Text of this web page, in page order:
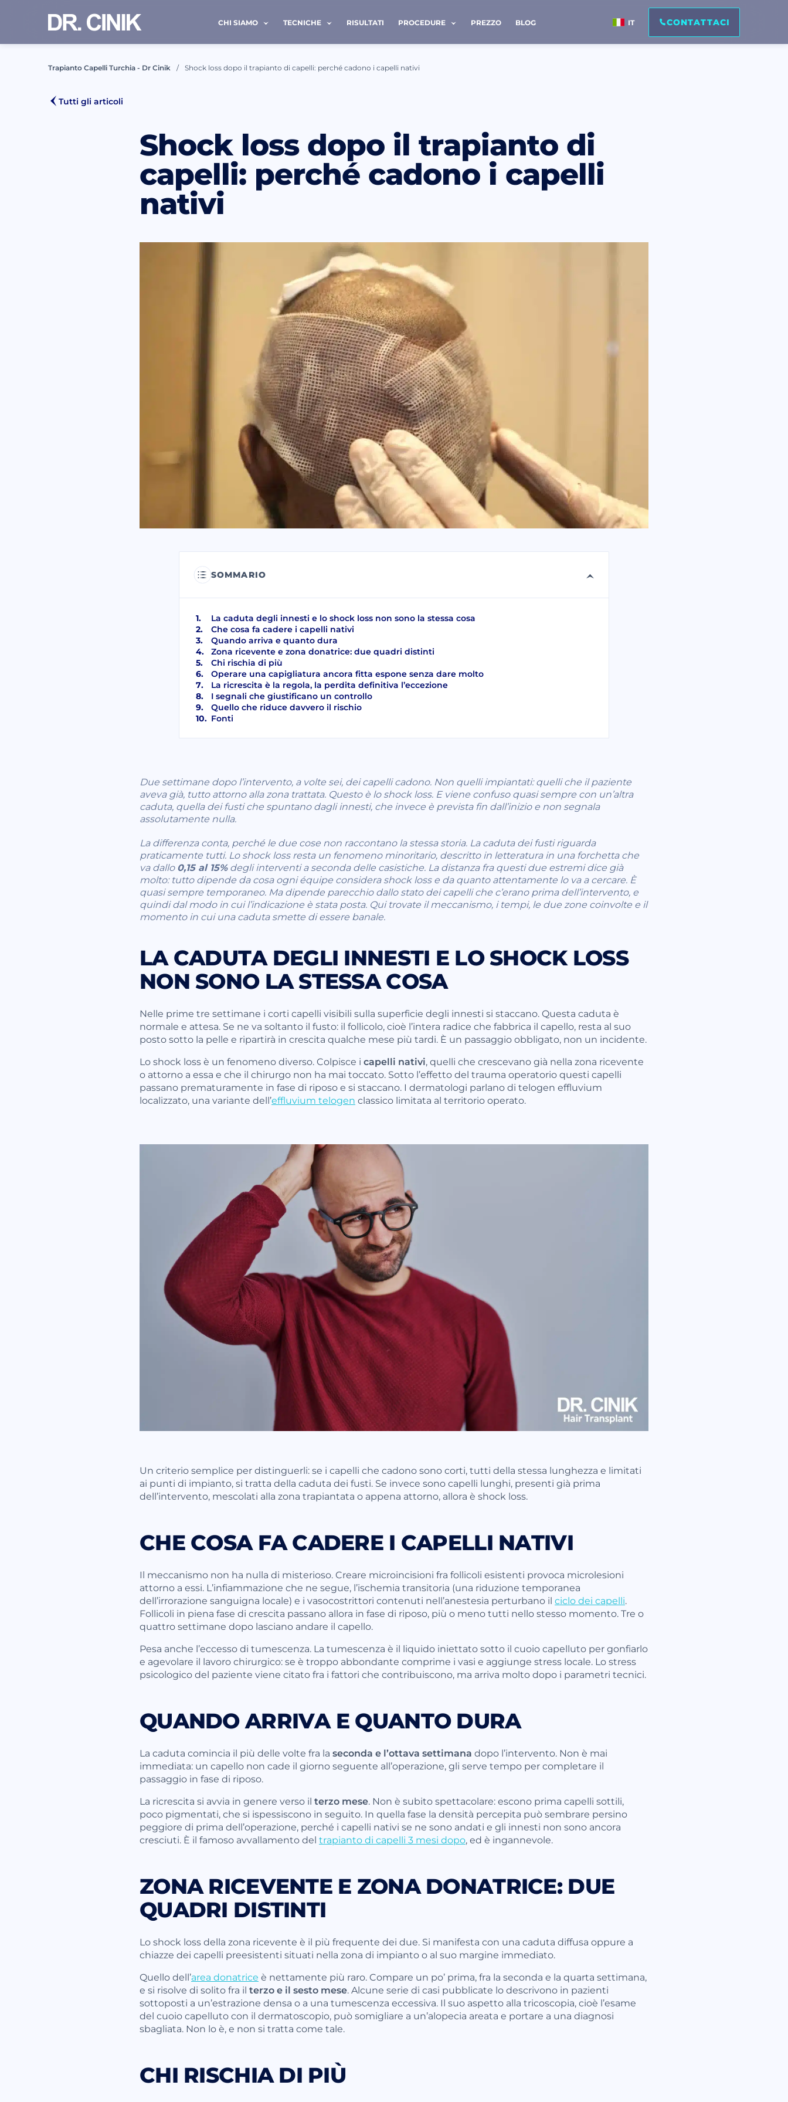
CHI SIAMO TECNICHE RISULTATI PROCEDURE PREZZO BLOG IT CONTATTACI
Nome * Cognome *
Email *
Ho letto e accetto i termini della
Ho letto e accetto il Consenso al Messaggio Elettronico
Commerciale.
INVIA
Trapianto Capelli Turchia - Dr Cinik Shock loss dopo il trapianto di capelli: perché cadono i capelli nativi
Tutti gli articoli
Shock loss dopo il trapianto di
capelli: perché cadono i capelli
nativi
SOMMARIO
La caduta degli innesti e lo shock loss non sono la stessa cosa
Che cosa fa cadere i capelli nativi
Quando arriva e quanto dura
Zona ricevente e zona donatrice: due quadri distinti
Chi rischia di più
Operare una capigliatura ancora fitta espone senza dare molto
La ricrescita è la regola, la perdita definitiva l’eccezione
I segnali che giustificano un controllo
Quello che riduce davvero il rischio
Fonti
Due settimane dopo l’intervento, a volte sei, dei capelli cadono. Non quelli impiantati: quelli che il paziente
aveva già, tutto attorno alla zona trattata. Questo è lo shock loss. E viene confuso quasi sempre con un’altra
caduta, quella dei fusti che spuntano dagli innesti, che invece è prevista fin dall’inizio e non segnala
assolutamente nulla.
La differenza conta, perché le due cose non raccontano la stessa storia. La caduta dei fusti riguarda
praticamente tutti. Lo shock loss resta un fenomeno minoritario, descritto in letteratura in una forchetta che
va dallo0,15 al 15%degli interventi a seconda delle casistiche. La distanza fra questi due estremi dice già
molto: tutto dipende da cosa ogni équipe considera shock loss e da quanto attentamente lo va a cercare. È
quasi sempre temporaneo. Ma dipende parecchio dallo stato dei capelli che c’erano prima dell’intervento, e
quindi dal modo in cui l’indicazione è stata posta. Qui trovate il meccanismo, i tempi, le due zone coinvolte e il
momento in cui una caduta smette di essere banale.
LA CADUTA DEGLI INNESTI E LO SHOCK LOSS
NON SONO LA STESSA COSA
Nelle prime tre settimane i corti capelli visibili sulla superficie degli innesti si staccano. Questa caduta è
normale e attesa. Se ne va soltanto il fusto: il follicolo, cioè l’intera radice che fabbrica il capello, resta al suo
posto sotto la pelle e ripartirà in crescita qualche mese più tardi. È un passaggio obbligato, non un incidente.
Lo shock loss è un fenomeno diverso. Colpisce i capelli nativi, quelli che crescevano già nella zona ricevente
o attorno a essa e che il chirurgo non ha mai toccato. Sotto l’effetto del trauma operatorio questi capelli
passano prematuramente in fase di riposo e si staccano. I dermatologi parlano di telogen effluvium
localizzato, una variante dell’effluvium telogen classico limitata al territorio operato.
Un criterio semplice per distinguerli: se i capelli che cadono sono corti, tutti della stessa lunghezza e limitati
ai punti di impianto, si tratta della caduta dei fusti. Se invece sono capelli lunghi, presenti già prima
dell’intervento, mescolati alla zona trapiantata o appena attorno, allora è shock loss.
CHE COSA FA CADERE I CAPELLI NATIVI
Il meccanismo non ha nulla di misterioso. Creare microincisioni fra follicoli esistenti provoca microlesioni
attorno a essi. L’infiammazione che ne segue, l’ischemia transitoria (una riduzione temporanea
dell’irrorazione sanguigna locale) e i vasocostrittori contenuti nell’anestesia perturbano il ciclo dei capelli.
Follicoli in piena fase di crescita passano allora in fase di riposo, più o meno tutti nello stesso momento. Tre o
quattro settimane dopo lasciano andare il capello.
Pesa anche l’eccesso di tumescenza. La tumescenza è il liquido iniettato sotto il cuoio capelluto per gonfiarlo
e agevolare il lavoro chirurgico: se è troppo abbondante comprime i vasi e aggiunge stress locale. Lo stress
psicologico del paziente viene citato fra i fattori che contribuiscono, ma arriva molto dopo i parametri tecnici.
QUANDO ARRIVA E QUANTO DURA
La caduta comincia il più delle volte fra la seconda e l’ottava settimana dopo l’intervento. Non è mai
immediata: un capello non cade il giorno seguente all’operazione, gli serve tempo per completare il
passaggio in fase di riposo.
La ricrescita si avvia in genere verso il terzo mese. Non è subito spettacolare: escono prima capelli sottili,
poco pigmentati, che si ispessiscono in seguito. In quella fase la densità percepita può sembrare persino
peggiore di prima dell’operazione, perché i capelli nativi se ne sono andati e gli innesti non sono ancora
cresciuti. È il famoso avvallamento del trapianto di capelli 3 mesi dopo, ed è ingannevole.
ZONA RICEVENTE E ZONA DONATRICE: DUE
QUADRI DISTINTI
Lo shock loss della zona ricevente è il più frequente dei due. Si manifesta con una caduta diffusa oppure a
chiazze dei capelli preesistenti situati nella zona di impianto o al suo margine immediato.
Quello dell’area donatrice è nettamente più raro. Compare un po’ prima, fra la seconda e la quarta settimana,
e si risolve di solito fra il terzo e il sesto mese. Alcune serie di casi pubblicate lo descrivono in pazienti
sottoposti a un’estrazione densa o a una tumescenza eccessiva. Il suo aspetto alla tricoscopia, cioè l’esame
del cuoio capelluto con il dermatoscopio, può somigliare a un’alopecia areata e portare a una diagnosi
sbagliata. Non lo è, e non si tratta come tale.
CHI RISCHIA DI PIÙ